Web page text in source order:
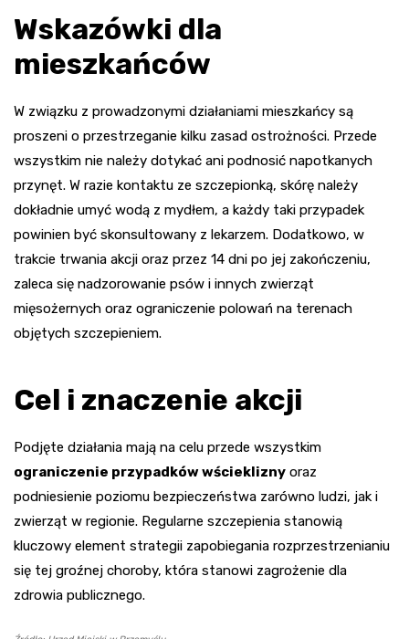
Wskazówki dla
mieszkańców
W związku z prowadzonymi działaniami mieszkańcy są
proszeni o przestrzeganie kilku zasad ostrożności. Przede
wszystkim nie należy dotykać ani podnosić napotkanych
przynęt. W razie kontaktu ze szczepionką, skórę należy
dokładnie umyć wodą z mydłem, a każdy taki przypadek
powinien być skonsultowany z lekarzem. Dodatkowo, w
trakcie trwania akcji oraz przez 14 dni po jej zakończeniu,
zaleca się nadzorowanie psów i innych zwierząt
mięsożernych oraz ograniczenie polowań na terenach
objętych szczepieniem.
Cel i znaczenie akcji
Podjęte działania mają na celu przede wszystkim
ograniczenie przypadków wścieklizny oraz
podniesienie poziomu bezpieczeństwa zarówno ludzi, jak i
zwierząt w regionie. Regularne szczepienia stanowią
kluczowy element strategii zapobiegania rozprzestrzenianiu
się tej groźnej choroby, która stanowi zagrożenie dla
zdrowia publicznego.